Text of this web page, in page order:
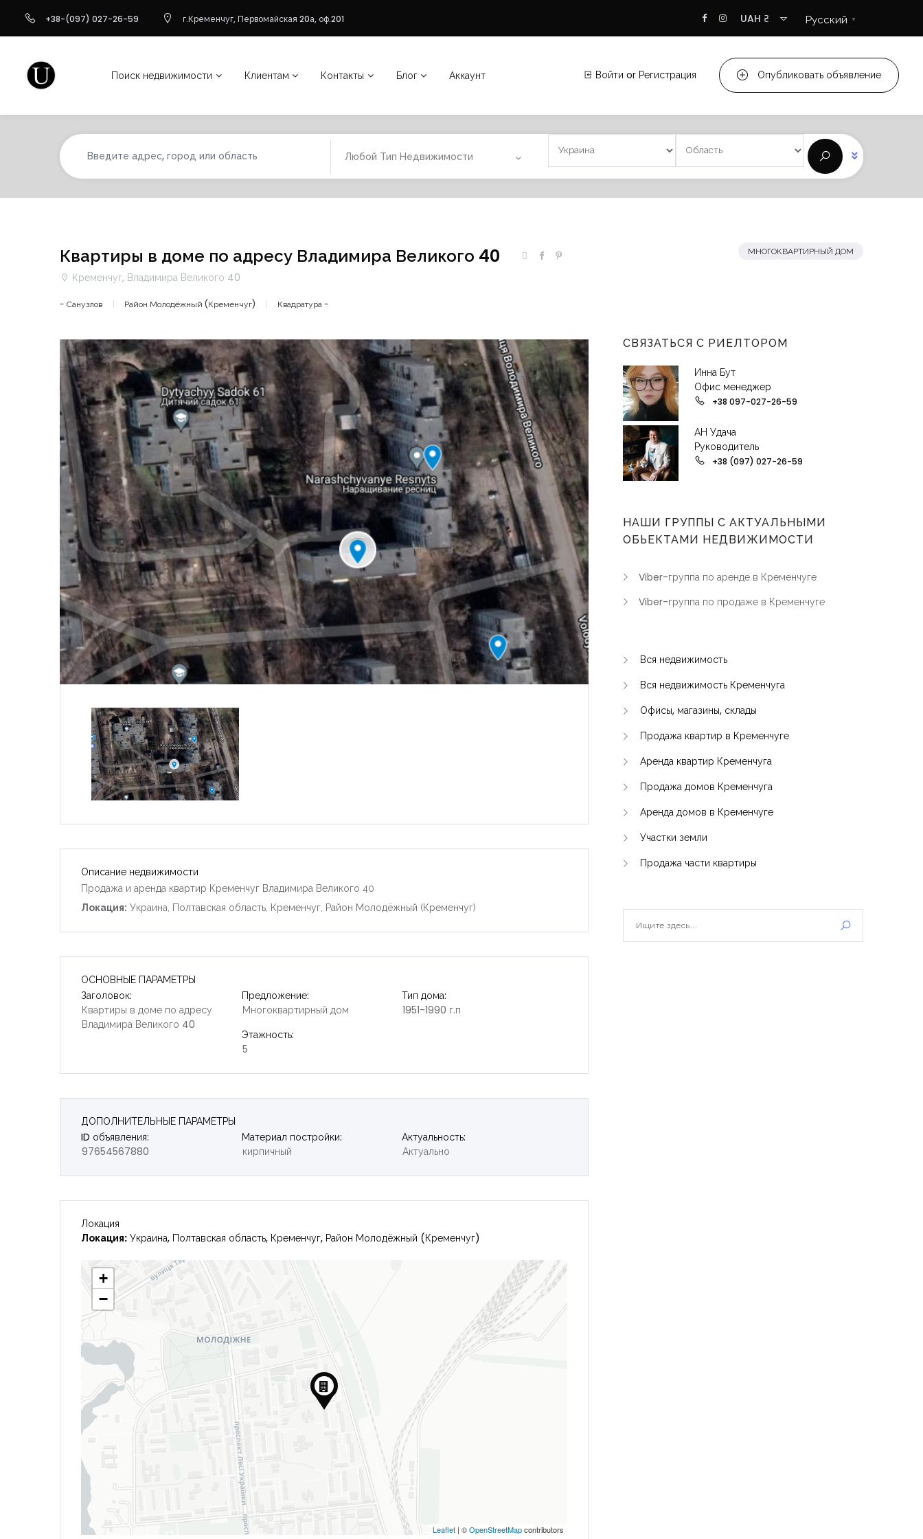
+38-(097) 027-26-59 г.Кременчуг, Первомайская 20а, оф.201 UAH ₴ Русский ▼
Поиск недвижимости Клиентам Контакты Блог Аккаунт Войти or Регистрация Опубликовать объявление
Любой Тип Недвижимости
Квартиры в доме по адресу Владимира Великого 40
Кременчуг, Владимира Великого 40
- Санузлов Район Молодёжный (Кременчуг) Квадратура -
МНОГОКВАРТИРНЫЙ ДОМ
Описание недвижимости
Продажа и аренда квартир Кременчуг Владимира Великого 40
Локация: Украина, Полтавская область, Кременчуг, Район Молодёжный (Кременчуг)
ОСНОВНЫЕ ПАРАМЕТРЫ
Заголовок:
Квартиры в доме по адресу
Владимира Великого 40
Предложение:
Многоквартирный дом
Тип дома:
1951-1990 г.п
Этажность:
5
ДОПОЛНИТЕЛЬНЫЕ ПАРАМЕТРЫ
ID объявления:
97654567880
Материал постройки:
кирпичный
Актуальность:
Актуально
Локация
Локация: Украина, Полтавская область, Кременчуг, Район Молодёжный (Кременчуг)
+
−
Leaflet | ©OpenStreetMapcontributors
СВЯЗАТЬСЯ С РИЕЛТОРОМ
Инна Бут
Офис менеджер
+38 097-027-26-59
АН Удача
Руководитель
+38 (097) 027-26-59
НАШИ ГРУППЫ С АКТУАЛЬНЫМИ
ОБЬЕКТАМИ НЕДВИЖИМОСТИ
Viber-группа по аренде в Кременчуге
Viber-группа по продаже в Кременчуге
Вся недвижимость
Вся недвижимость Кременчуга
Офисы, магазины, склады
Продажа квартир в Кременчуге
Аренда квартир Кременчуга
Продажа домов Кременчуга
Аренда домов в Кременчуге
Участки земли
Продажа части квартиры